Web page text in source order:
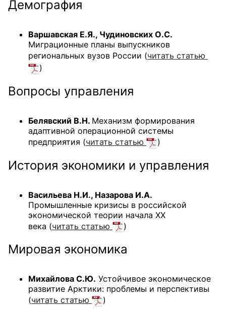
Демография
Варшавская Е.Я., Чудиновских О.С.
Миграционные планы выпускников
региональных вузов России (читать статью
)
Вопросы управления
Белявский В.Н. Механизм формирования
адаптивной операционной системы
предприятия (читать статью )
История экономики и управления
Васильева Н.И., Назарова И.А.
Промышленные кризисы в российской
экономической теории начала ХХ
века (читать статью )
Мировая экономика
Михайлова С.Ю. Устойчивое экономическое
развитие Арктики: проблемы и перспективы
(читать статью )